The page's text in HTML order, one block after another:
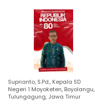
Suprianto, S.Pd., Kepala SD
Negeri 1 Moyoketen, Boyolangu,
Tulungagung, Jawa Timur